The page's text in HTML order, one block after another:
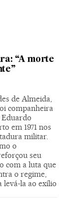
“A morte
de Almeida,
companheira
em 1971 nos
militar.
o
seu
com a luta que
o regime,
levá-la ao exílio